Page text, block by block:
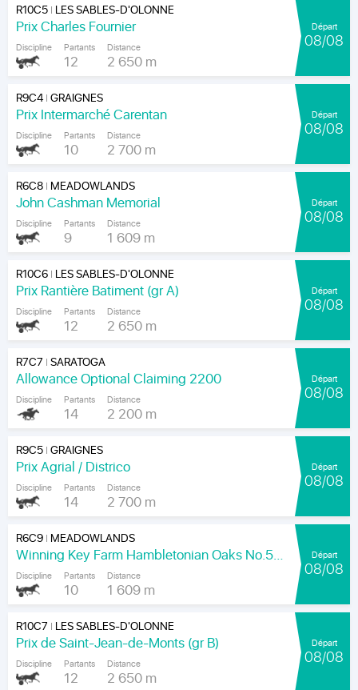
R10C5| LES SABLES-D'OLONNE
Prix Charles Fournier
Discipline Partants
12
Distance
2 650 m
Départ
08/08
R9C4|GRAIGNES
Prix Intermarché Carentan
Discipline Partants
10
Distance
2 700 m
Départ
08/08
R6C8| MEADOWLANDS
John Cashman Memorial
Discipline Partants
9
Distance
1 609 m
Départ
08/08
R10C6| LES SABLES-D'OLONNE
Prix Rantière Batiment (gr A)
Discipline Partants
12
Distance
2 650 m
Départ
08/08
R7C7 |SARATOGA
Allowance Optional Claiming 2200
Discipline Partants
14
Distance
2 200 m
Départ
08/08
R9C5|GRAIGNES
Prix Agrial / Districo
Discipline Partants
14
Distance
2 700 m
Départ
08/08
R6C9| MEADOWLANDS
Winning Key Farm Hambletonian Oaks No.56 - Final
Discipline Partants
10
Distance
1 609 m
Départ
08/08
R10C7 | LES SABLES-D'OLONNE
Prix de Saint-Jean-de-Monts (gr B)
Discipline Partants
12
Distance
2 650 m
Départ
08/08